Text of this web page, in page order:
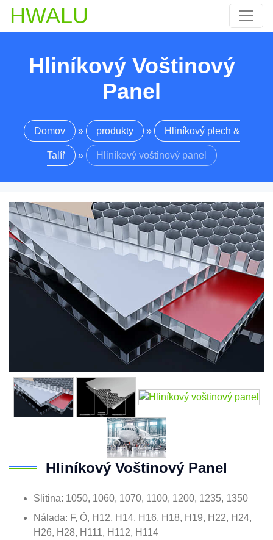
HWALU
Hliníkový Voštinový
Panel
Domov » produkty » Hliníkový plech &
Talíř » Hliníkový voštinový panel
Hliníkový Voštinový Panel
Slitina: 1050, 1060, 1070, 1100, 1200, 1235, 1350
Nálada: F, Ó, H12, H14, H16, H18, H19, H22, H24,
H26, H28, H111, H112, H114